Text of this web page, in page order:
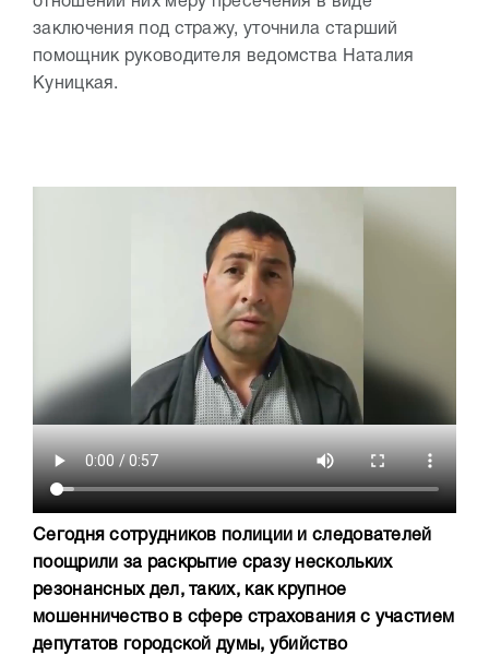
заключения под стражу, уточнила старший
помощник руководителя ведомства Наталия
Куницкая.
Сегодня сотрудников полиции и следователей
поощрили за раскрытие сразу нескольких
резонансных дел, таких, как крупное
мошенничество в сфере страхования с участием
депутатов городской думы, убийство